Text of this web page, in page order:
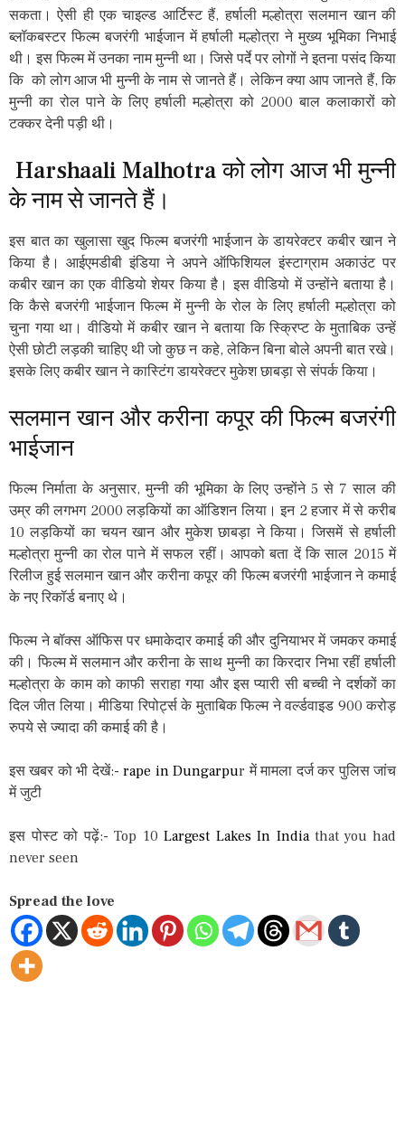
सकता। ऐसी ही एक चाइल्ड आर्टिस्ट हैं, हर्षाली मल्होत्रा सलमान खान की
ब्लॉकबस्टर फिल्म बजरंगी भाईजान में हर्षाली मल्होत्रा ​​ने मुख्य भूमिका निभाई
थी। इस फिल्म में उनका नाम मुन्नी था। जिसे पर्दे पर लोगों ने इतना पसंद किया
कि ​​को लोग आज भी मुन्नी के नाम से जानते हैं। लेकिन क्या आप जानते हैं, कि
मुन्नी का रोल पाने के लिए हर्षाली मल्होत्रा ​​को 2000 बाल कलाकारों को
टक्कर देनी पड़ी थी।
Harshaali Malhotra को लोग आज भी मुन्नी
के नाम से जानते हैं।
इस बात का खुलासा खुद फिल्म बजरंगी भाईजान के डायरेक्टर कबीर खान ने
किया है। आईएमडीबी इंडिया ने अपने ऑफिशियल इंस्टाग्राम अकाउंट पर
कबीर खान का एक वीडियो शेयर किया है। इस वीडियो में उन्होंने बताया है।
कि कैसे बजरंगी भाईजान फिल्म में मुन्नी के रोल के लिए हर्षाली मल्होत्रा ​​को
चुना गया था। वीडियो में कबीर खान ने बताया कि स्क्रिप्ट के मुताबिक उन्हें
ऐसी छोटी लड़की चाहिए थी जो कुछ न कहे, लेकिन बिना बोले अपनी बात रखे।
इसके लिए कबीर खान ने कास्टिंग डायरेक्टर मुकेश छाबड़ा से संपर्क किया।
सलमान खान और करीना कपूर की फिल्म बजरंगी
भाईजान
फिल्म निर्माता के अनुसार, मुन्नी की भूमिका के लिए उन्होंने 5 से 7 साल की
उम्र की लगभग 2000 लड़कियों का ऑडिशन लिया। इन 2 हजार में से करीब
10 लड़कियों का चयन खान और मुकेश छाबड़ा ने किया। जिसमें से हर्षाली
मल्होत्रा ​​मुन्नी का रोल पाने में सफल रहीं। आपको बता दें कि साल 2015 में
रिलीज हुई सलमान खान और करीना कपूर की फिल्म बजरंगी भाईजान ने कमाई
के नए रिकॉर्ड बनाए थे।
फिल्म ने बॉक्स ऑफिस पर धमाकेदार कमाई की और दुनियाभर में जमकर कमाई
की। फिल्म में सलमान और करीना के साथ मुन्नी का किरदार निभा रहीं हर्षाली
मल्होत्रा ​​के काम को काफी सराहा गया और इस प्यारी सी बच्ची ने दर्शकों का
दिल जीत लिया। मीडिया रिपोर्ट्स के मुताबिक फिल्म ने वर्ल्डवाइड 900 करोड़
रुपये से ज्यादा की कमाई की है।
इस खबर को भी देखें:-rape in Dungarpur में मामला दर्ज कर पुलिस जांच
में जुटी
इस पोस्ट को पढ़ें:- Top 10 Largest Lakes In Indiathat you had
never seen
Spread the love